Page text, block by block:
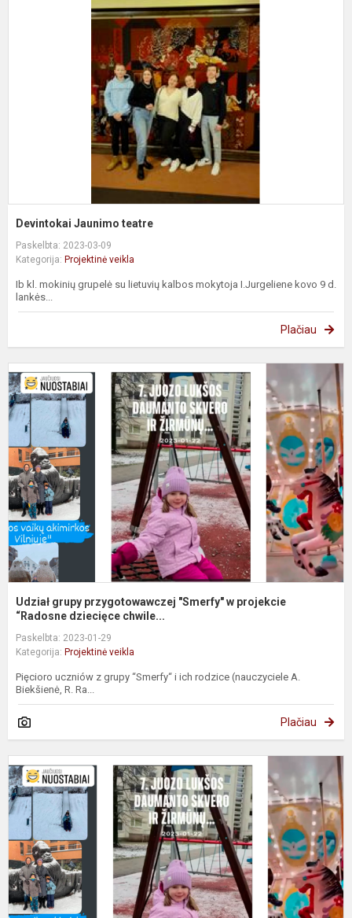
Devintokai Jaunimo teatre
Paskelbta: 2023-03-09
Kategorija: Projektinė veikla
Ib kl. mokinių grupelė su lietuvių kalbos mokytoja I.Jurgeliene kovo 9 d.
lankės...
Plačiau
Udział grupy przygotowawczej "Smerfy" w projekcie
“Radosne dziecięce chwile...
Paskelbta: 2023-01-29
Kategorija: Projektinė veikla
Pięcioro uczniów z grupy “Smerfy“ i ich rodzice (nauczyciele A.
Biekšienė, R. Ra...
Plačiau